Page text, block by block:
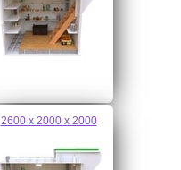
2600 х 2000 х 2000